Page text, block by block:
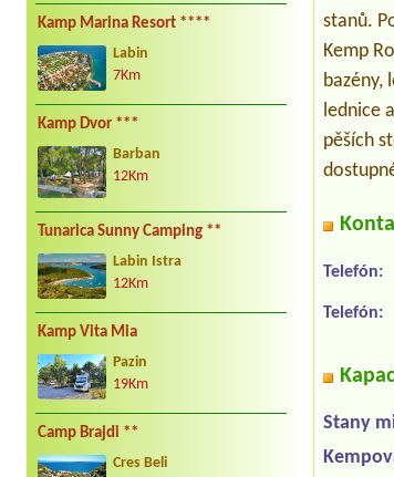
Kamp Marina Resort ****
Labin
7Km
Kamp Dvor ***
Barban
12Km
Tunarica Sunny Camping **
Labin Istra
12Km
Kamp Vita Mia
Pazin
19Km
Camp Brajdi **
Cres Beli
stanů.
Kemp
bazény,
lednice
pěších
Telefón:
Telefón:
Stany